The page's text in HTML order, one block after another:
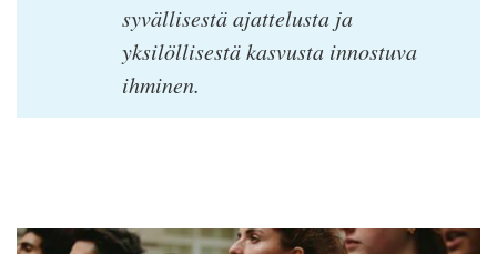
syvällisestä ajattelusta ja
yksilöllisestä kasvusta innostuva
ihminen.